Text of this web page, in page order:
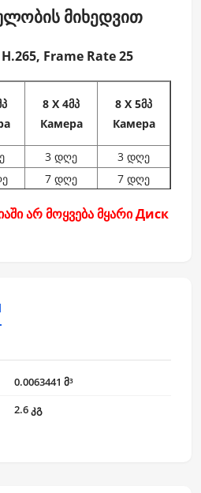
მიხედვით
Frame Rate 25
8 X 4მპ
Камера
8 X 5მპ
Камера
3 დღე
3 დღე
7 დღე
7 დღე
22 დღე
22 დღე
არ მოყვება მყარი Диск
0.0063441 მ³
2.6 კგ